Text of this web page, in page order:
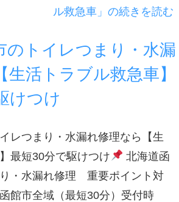
ル救急車」の続きを読む
のトイレつまり・水漏
生活トラブル救急車】
けつけ
レつまり・水漏れ修理なら【生
最短30分で駆けつけ
北海道函
・水漏れ修理 重要ポイント対
館市全域（最短30分）受付時